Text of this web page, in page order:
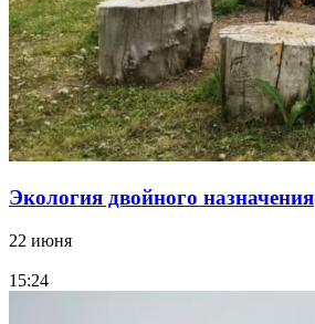
Экология двойного назначения
22 июня
15:24